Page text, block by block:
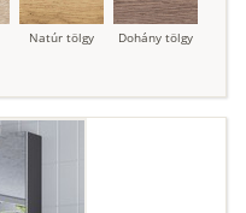
Natúr tölgy Dohány tölgy